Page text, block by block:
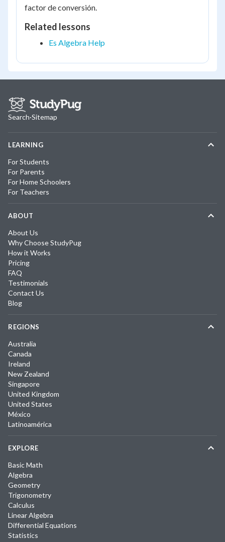
factor de conversión.
Related lessons
Es Algebra Help
Search·Sitemap
LEARNING
For Students
For Parents
For Home Schoolers
For Teachers
ABOUT
About Us
Why Choose StudyPug
How it Works
Pricing
FAQ
Testimonials
Contact Us
Blog
REGIONS
Australia
Canada
Ireland
New Zealand
Singapore
United Kingdom
United States
México
Latinoamérica
EXPLORE
Basic Math
Algebra
Geometry
Trigonometry
Calculus
Linear Algebra
Differential Equations
Statistics